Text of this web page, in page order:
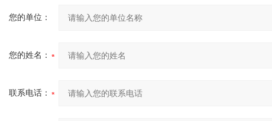
您的单位：
您的姓名：
联系电话：